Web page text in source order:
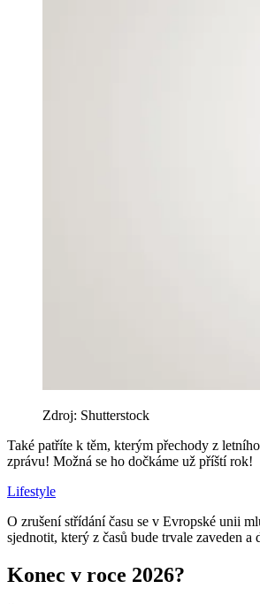
Zdroj: Shutterstock
Také patříte k těm, kterým přechody z
zprávu! Možná se ho dočkáme už příští rok!
Lifestyle
O zrušení střídání času se v Evropské unii
sjednotit, který z časů bude trvale zaveden
Konec v roce 2026?